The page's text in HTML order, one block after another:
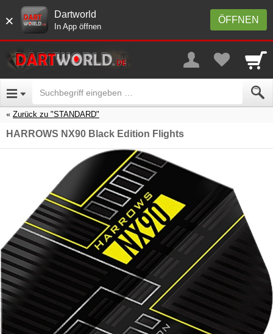
× ÖFFNEN
Dartworld
In App öffnen
Zurück zu "STANDARD"
HARROWS NX90 Black Edition Flights